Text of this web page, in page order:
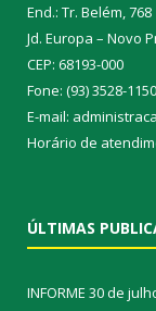
End.: Tr. Belém, 768
Jd. Europa – Novo
CEP: 68193-000
Fone: (93) 3528-
E-mail:
Horário de
ÚLTIMAS
INFORME 30 de